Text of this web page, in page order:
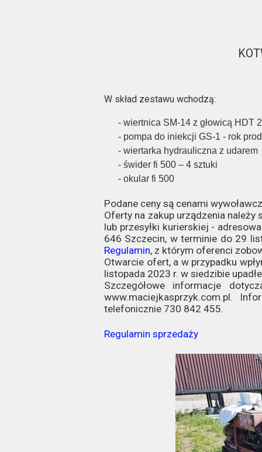
W skład zestawu wchodzą:
- wiertnica SM-14 z głowicą HDT
- pompa do iniekcji GS-1 - rok
- wiertarka hydrauliczna z udarem
- świder fi 500 – 4 sztuki
- okular fi 500
Podane ceny są cenami
Oferty na zakup urządzenia należy
lub przesyłki kurierskiej -
646 Szczecin, w terminie do 29
Regulamin, z którym oferenci
Otwarcie ofert, a w przypadku
listopada 2023 r. w siedzibie
Szczegółowe informacje
www.maciejkasprzyk.com.pl.
telefonicznie 730 842 455.
Regulamin sprzedaży